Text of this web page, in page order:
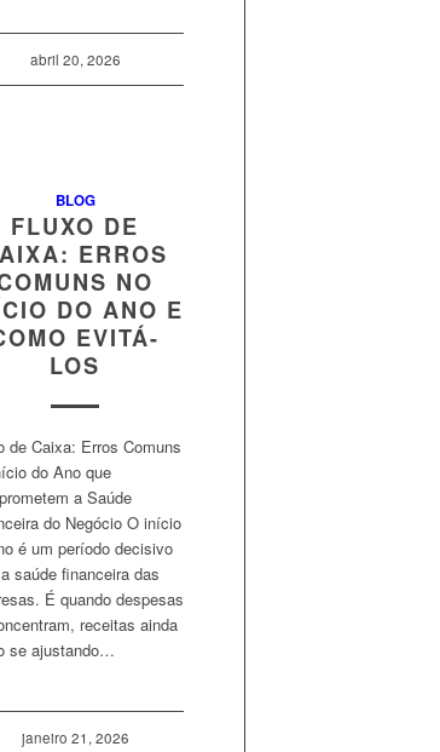
abril 20, 2026
BLOG
FLUXO DE
ERROS
NO
DO ANO E
EVITÁ-
LOS
de Caixa: Erros Comuns
do Ano que
a Saúde
do Negócio O início
é um período decisivo
saúde financeira das
É quando despesas
receitas ainda
se ajustando…
janeiro 21, 2026